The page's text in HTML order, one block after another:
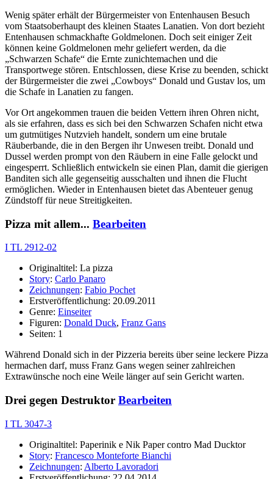
Wenig später erhält der Bürgermeister von Entenhausen Besuch
vom Staatsoberhaupt des kleinen Staates Lanatien. Von dort bezieht
Entenhausen schmackhafte Goldmelonen. Doch seit einiger Zeit
können keine Goldmelonen mehr geliefert werden, da die
„Schwarzen Schafe“ die Ernte zunichtemachen und die
Transportwege stören. Entschlossen, diese Krise zu beenden, schickt
der Bürgermeister die zwei „Cowboys“ Donald und Gustav los, um
die Schafe in Lanatien zu fangen.
Vor Ort angekommen trauen die beiden Vettern ihren Ohren nicht,
als sie erfahren, dass es sich bei den Schwarzen Schafen nicht etwa
um gutmütiges Nutzvieh handelt, sondern um eine brutale
Räuberbande, die in den Bergen ihr Unwesen treibt. Donald und
Dussel werden prompt von den Räubern in eine Falle gelockt und
eingesperrt. Schließlich entwickeln sie einen Plan, damit die gierigen
Banditen sich alle gegenseitig ausschalten und ihnen die Flucht
ermöglichen. Wieder in Entenhausen bietet das Abenteuer genug
Zündstoff für neue Streitigkeiten.
Pizza mit allem... Bearbeiten
I TL 2912-02
Originaltitel: La pizza
Story: Carlo Panaro
Zeichnungen: Fabio Pochet
Erstveröffentlichung: 20.09.2011
Genre: Einseiter
Figuren: Donald Duck, Franz Gans
Seiten: 1
Während Donald sich in der Pizzeria bereits über seine leckere Pizza
hermachen darf, muss Franz Gans wegen seiner zahlreichen
Extrawünsche noch eine Weile länger auf sein Gericht warten.
Drei gegen Destruktor Bearbeiten
I TL 3047-3
Originaltitel: Paperinik e Nik Paper contro Mad Ducktor
Story: Francesco Monteforte Bianchi
Zeichnungen: Alberto Lavoradori